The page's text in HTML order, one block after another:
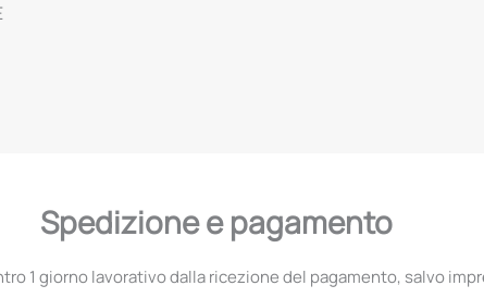
Spedizione e pagamento
1 giorno lavorativo dalla ricezione del pagamento, salvo